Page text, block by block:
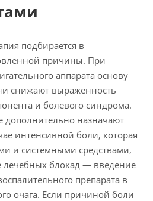
подбирается в
причины. При
аппарата основу
снижают выраженность
и болевого синдрома.
назначают
интенсивной боли, которая
и системными средствами,
блокад — введение
препарата в
очага. Если причиной боли